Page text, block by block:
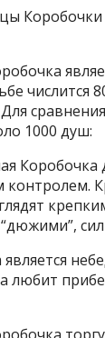
Коробочки
числится
1000 душ:
Коробочка